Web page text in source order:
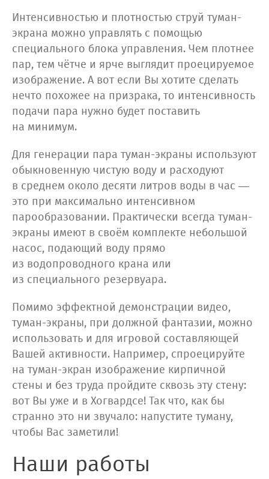
Интенсивностью и плотностью струй туман-
экрана можно управлять с помощью
специального блока управления. Чем плотнее
пар, тем чётче и ярче выглядит проецируемое
изображение. А вот если Вы хотите сделать
нечто похожее на призрака, то интенсивность
подачи пара нужно будет поставить
на минимум.
Для генерации пара туман-экраны используют
обыкновенную чистую воду и расходуют
в среднем около десяти литров воды в час —
это при максимально интенсивном
парообразовании. Практически всегда туман-
экраны имеют в своём комплекте небольшой
насос, подающий воду прямо
из водопроводного крана или
из специального резервуара.
Помимо эффектной демонстрации видео,
туман-экраны, при должной фантазии, можно
использовать и для игровой составляющей
Вашей активности. Например, спроецируйте
на туман-экран изображение кирпичной
стены и без труда пройдите сквозь эту стену:
вот Вы уже и в Хогвардсе! Так что, как бы
странно это ни звучало: напустите туману,
чтобы Вас заметили!
Наши работы